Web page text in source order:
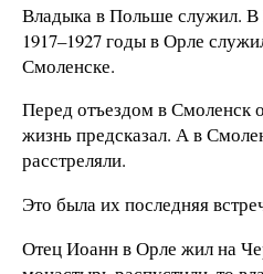
Владыка в Польше служил.
1917–1927 годы в Орле
Смоленске.
Перед отъездом в Смоленск
жизнь предсказал. А в
расстреляли.
Это была их последняя
Отец Иоанн в Орле жил на